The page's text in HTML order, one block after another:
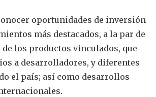
oportunidades de inversión
más destacados, a la par de
los productos vinculados, que
a desarrolladores, y diferentes
el país; así como desarrollos